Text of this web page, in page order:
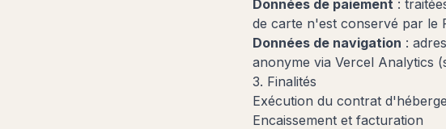
Données de paiement :
de carte n'est conservé par le
Données de navigation :
anonyme via Vercel Analytics
3. Finalités
Exécution du contrat
Encaissement et facturation